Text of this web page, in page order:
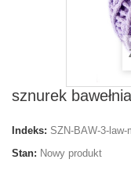
sznurek
Indeks: SZN-BAW-3-law-
Stan: Nowy produkt